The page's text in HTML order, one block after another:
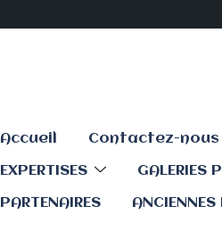
Accueil
EXPERTISES GALERIES
PARTENAIRES